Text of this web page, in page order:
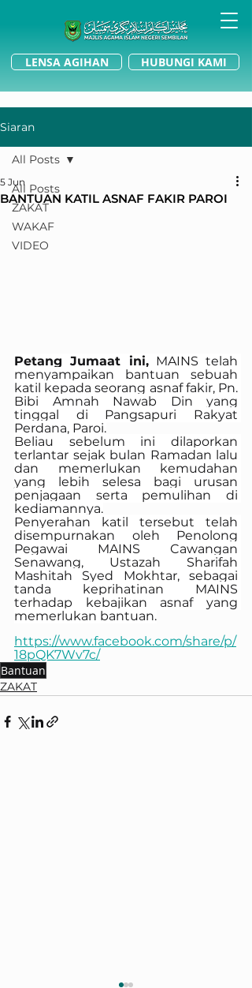
LENSA AGIHAN HUBUNGI KAMI
Siaran
All Posts
ZAKAT
WAKAF
VIDEO
All Posts
BANTUAN KATIL ASNAF FAKIR PAROI
5 Jun
Petang Jumaat ini, MAINS telah
menyampaikan bantuan sebuah
katil kepada seorang asnaf fakir, Pn.
Bibi Amnah Nawab Din yang
tinggal di Pangsapuri Rakyat
Perdana, Paroi.
Beliau sebelum ini dilaporkan
terlantar sejak bulan Ramadan lalu
dan memerlukan kemudahan
yang lebih selesa bagi urusan
penjagaan serta pemulihan di
kediamannya.
Penyerahan katil tersebut telah
disempurnakan oleh Penolong
Pegawai MAINS Cawangan
Senawang, Ustazah Sharifah
Mashitah Syed Mokhtar, sebagai
tanda keprihatinan MAINS
terhadap kebajikan asnaf yang
memerlukan bantuan.
https://www.facebook.com/share/p/
18pQK7Wv7c/
Bantuan
ZAKAT